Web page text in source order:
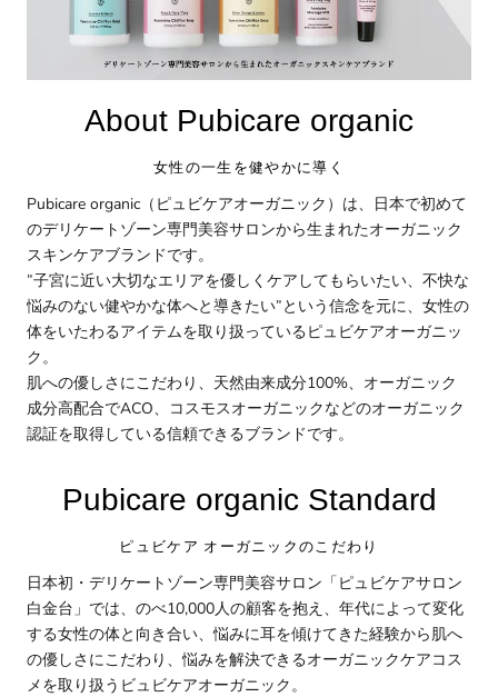
About Pubicare organic
女性の一生を健やかに導く
Pubicare organic（ピュビケアオーガニック）は、日本で初めて
のデリケートゾーン専門美容サロンから生まれたオーガニック
スキンケアブランドです。
”子宮に近い大切なエリアを優しくケアしてもらいたい、不快な
悩みのない健やかな体へと導きたい”という信念を元に、女性の
体をいたわるアイテムを取り扱っているピュビケアオーガニッ
ク。
肌への優しさにこだわり、天然由来成分100%、オーガニック
成分高配合でACO、コスモスオーガニックなどのオーガニック
認証を取得している信頼できるブランドです。
Pubicare organic Standard
ピュビケア オーガニックのこだわり
日本初・デリケートゾーン専門美容サロン「ピュビケアサロン
白金台」では、のべ10,000人の顧客を抱え、年代によって変化
する女性の体と向き合い、悩みに耳を傾けてきた経験から肌へ
の優しさにこだわり、悩みを解決できるオーガニックケアコス
メを取り扱うビュビケアオーガニック。